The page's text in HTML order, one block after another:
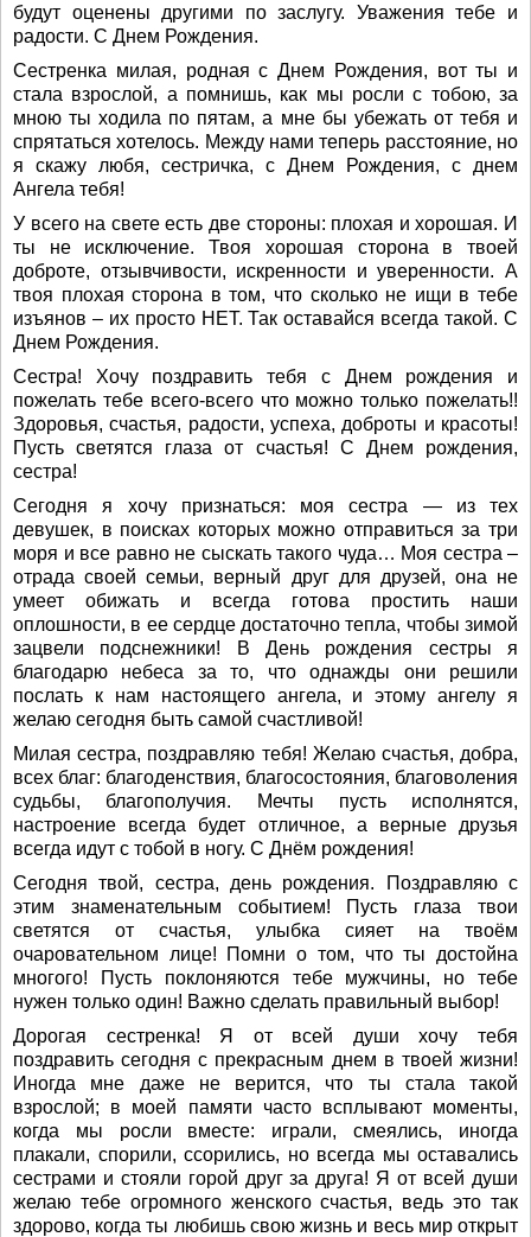
будут оценены другими по заслугу. Уважения тебе и
радости. С Днем Рождения.
Сестренка милая, родная с Днем Рождения, вот ты и
стала взрослой, а помнишь, как мы росли с тобою, за
мною ты ходила по пятам, а мне бы убежать от тебя и
спрятаться хотелось. Между нами теперь расстояние, но
я скажу любя, сестричка, с Днем Рождения, с днем
Ангела тебя!
У всего на свете есть две стороны: плохая и хорошая. И
ты не исключение. Твоя хорошая сторона в твоей
доброте, отзывчивости, искренности и уверенности. А
твоя плохая сторона в том, что сколько не ищи в тебе
изъянов – их просто НЕТ. Так оставайся всегда такой. С
Днем Рождения.
Сестра! Хочу поздравить тебя с Днем рождения и
пожелать тебе всего-всего что можно только пожелать!!
Здоровья, счастья, радости, успеха, доброты и красоты!
Пусть светятся глаза от счастья! С Днем рождения,
сестра!
Сегодня я хочу признаться: моя сестра — из тех
девушек, в поисках которых можно отправиться за три
моря и все равно не сыскать такого чуда… Моя сестра –
отрада своей семьи, верный друг для друзей, она не
умеет обижать и всегда готова простить наши
оплошности, в ее сердце достаточно тепла, чтобы зимой
зацвели подснежники! В День рождения сестры я
благодарю небеса за то, что однажды они решили
послать к нам настоящего ангела, и этому ангелу я
желаю сегодня быть самой счастливой!
Милая сестра, поздравляю тебя! Желаю счастья, добра,
всех благ: благоденствия, благосостояния, благоволения
судьбы, благополучия. Мечты пусть исполнятся,
настроение всегда будет отличное, а верные друзья
всегда идут с тобой в ногу. С Днём рождения!
Сегодня твой, сестра, день рождения. Поздравляю с
этим знаменательным событием! Пусть глаза твои
светятся от счастья, улыбка сияет на твоём
очаровательном лице! Помни о том, что ты достойна
многого! Пусть поклоняются тебе мужчины, но тебе
нужен только один! Важно сделать правильный выбор!
Дорогая сестренка! Я от всей души хочу тебя
поздравить сегодня с прекрасным днем в твоей жизни!
Иногда мне даже не верится, что ты стала такой
взрослой; в моей памяти часто всплывают моменты,
когда мы росли вместе: играли, смеялись, иногда
плакали, спорили, ссорились, но всегда мы оставались
сестрами и стояли горой друг за друга! Я от всей души
желаю тебе огромного женского счастья, ведь это так
здорово, когда ты любишь свою жизнь и весь мир открыт